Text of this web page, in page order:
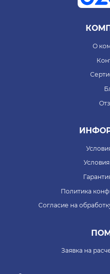
О
Политика
Согласие на
Заявка на